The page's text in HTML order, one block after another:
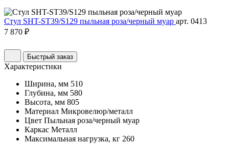
Стул SHT-ST39/S129 пыльная роза/черный муар арт. 0413
7 870 ₽
Быстрый заказ
Характеристики
Ширина, мм 510
Глубина, мм 580
Высота, мм 805
Материал Микровелюр/металл
Цвет Пыльная роза/черный муар
Каркас Металл
Максимальная нагрузка, кг 260